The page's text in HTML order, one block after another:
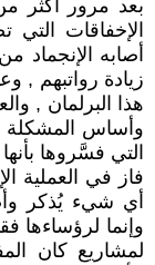
بعد مرور أكثر
الإخفاقات
أصابه الإنجماد
زيادة رواتبهم ,
هذا البرلمان ,
وأساس المشكلة
التي فسَّروها
فاز في العملية
أي شيء يُذكر
وإنما لرؤساءها
لمشاريع كان